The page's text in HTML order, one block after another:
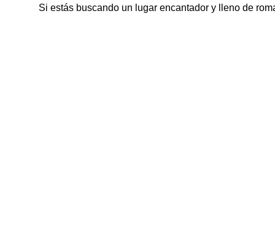
Si estás buscando un lugar encantador y lleno de